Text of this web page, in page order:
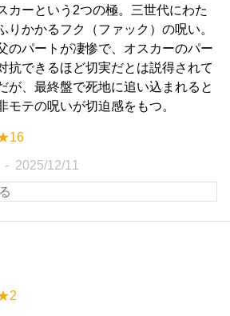
カーという2つの極。三世代にわた
りかかるフク（ファック）の呪い。
のパートが凄惨で、オスカーのパー
抗できるほど切実だとは説得されて
が、最終盤で死地に追い込まれると
モテの呪いが切迫感をもつ。
2025/12/11